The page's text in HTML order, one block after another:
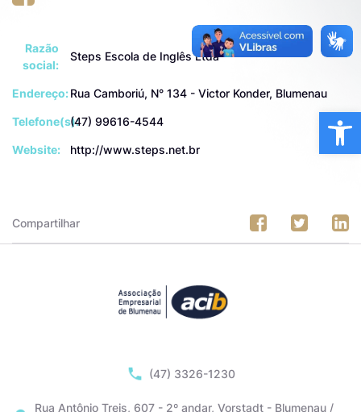
Razão
social:
Steps Escola de Inglês Ltda
Endereço:Rua Camboriú, N° 134 - Victor Konder, Blumenau
Telefone(s):(47) 99616-4544
Website: http://www.steps.net.br
Compartilhar
(47) 3326-1230
Rua Antônio Treis, 607 - 2º andar, Vorstadt - Blumenau /